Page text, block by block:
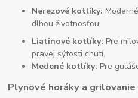
Nerezové kotlíky:
dlhou životnosťou.
Liatinové kotlíky: Pre
pravej sýtosti chutí.
Medené kotlíky: Pre
Plynové horáky a grilovanie